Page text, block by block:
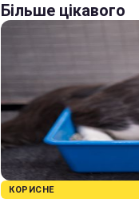
Більше цікавого
КОРИСНЕ